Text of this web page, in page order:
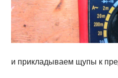
и прикладываем щупы к